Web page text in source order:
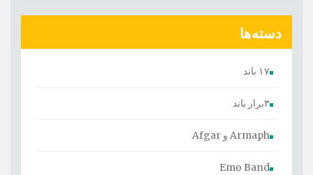
دسته‌ها
۱۷ باند
۳برار باند
Armaph و Afgar
Emo Band